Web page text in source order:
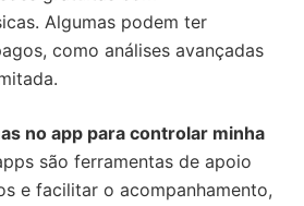
Algumas podem ter
como análises avançadas
no app para controlar minha
são ferramentas de apoio
e facilitar o acompanhamento,